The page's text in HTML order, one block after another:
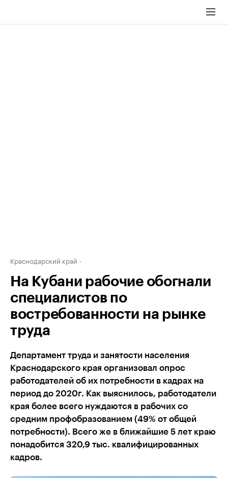
Краснодарский край
На Кубани рабочие обогнали
специалистов по
востребованности на рынке
труда
Департамент труда и занятости населения
Краснодарского края организовал опрос
работодателей об их потребности в кадрах на
период до 2020г. Как выяснилось, работодатели
края более всего нуждаются в рабочих со
средним профобразованием (49% от общей
потребности). Всего же в ближайшие 5 лет краю
понадобится 320,9 тыс. квалифицированных
кадров.